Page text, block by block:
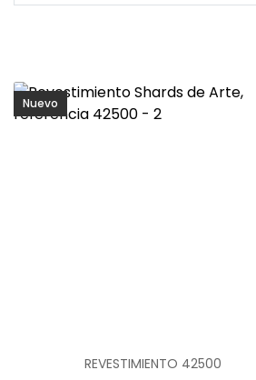
Nuevo
REVESTIMIENTO 42500